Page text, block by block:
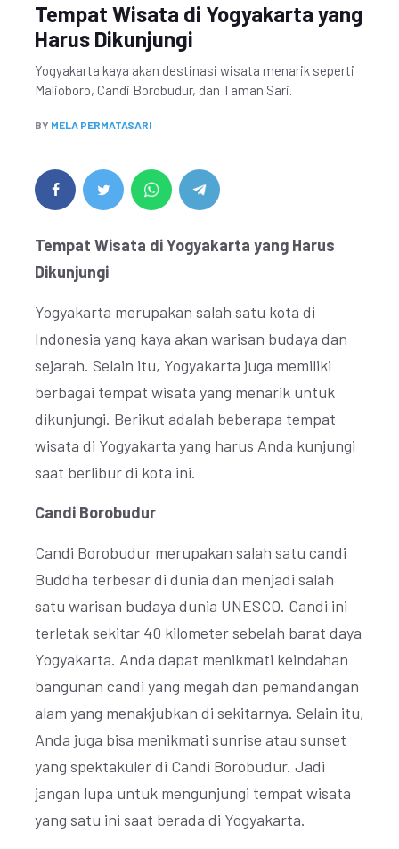
Tempat Wisata di Yogyakarta yang
Harus Dikunjungi
Yogyakarta kaya akan destinasi wisata menarik seperti
Malioboro, Candi Borobudur, dan Taman Sari.
BY MELA PERMATASARI
Tempat Wisata di Yogyakarta yang Harus
Dikunjungi
Yogyakarta merupakan salah satu kota di
Indonesia yang kaya akan warisan budaya dan
sejarah. Selain itu, Yogyakarta juga memiliki
berbagai tempat wisata yang menarik untuk
dikunjungi. Berikut adalah beberapa tempat
wisata di Yogyakarta yang harus Anda kunjungi
saat berlibur di kota ini.
Candi Borobudur
Candi Borobudur merupakan salah satu candi
Buddha terbesar di dunia dan menjadi salah
satu warisan budaya dunia UNESCO. Candi ini
terletak sekitar 40 kilometer sebelah barat daya
Yogyakarta. Anda dapat menikmati keindahan
bangunan candi yang megah dan pemandangan
alam yang menakjubkan di sekitarnya. Selain itu,
Anda juga bisa menikmati sunrise atau sunset
yang spektakuler di Candi Borobudur. Jadi
jangan lupa untuk mengunjungi tempat wisata
yang satu ini saat berada di Yogyakarta.